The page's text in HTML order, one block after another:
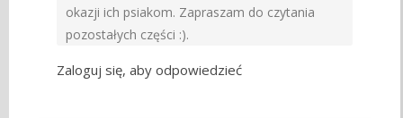
okazji ich psiakom. Zapraszam do czytania
pozostałych części :).
Zaloguj się, aby odpowiedzieć